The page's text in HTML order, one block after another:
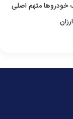
خودروها متهم اصلی